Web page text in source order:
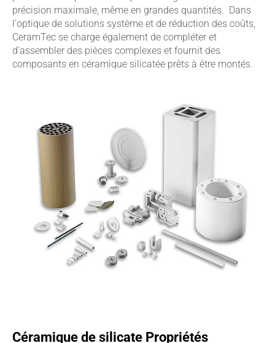
précision maximale, même en grandes quantités. Dans
l'optique de solutions système et de réduction des coûts,
CeramTec se charge également de compléter et
d'assembler des pièces complexes et fournit des
composants en céramique silicatée prêts à être montés.
Céramique de silicate Propriétés